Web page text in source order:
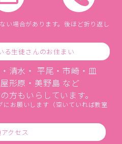
い場合があります。後ほど折り返し
る生徒さんのお住まい
清水・ 平尾・市崎・皿
形原・美野島 など
方もいらしています。
お願いします（空いていれば教室
クセス